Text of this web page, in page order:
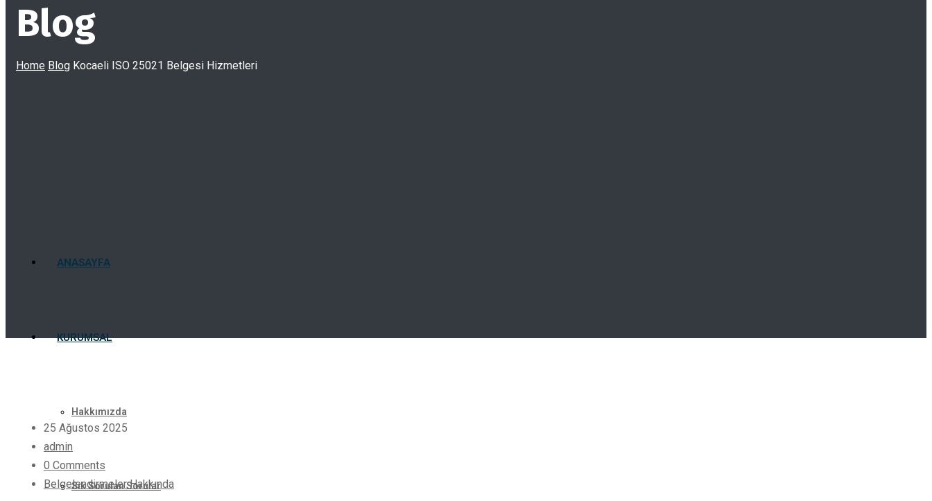
ANASAYFA
KURUMSAL
Hakkımızda
Sık Sorulan Sorular
Blog
Home Blog Kocaeli ISO 25021 Belgesi Hizmetleri
25 Ağustos 2025
admin
0 Comments
Belgelendirmeler Hakkında